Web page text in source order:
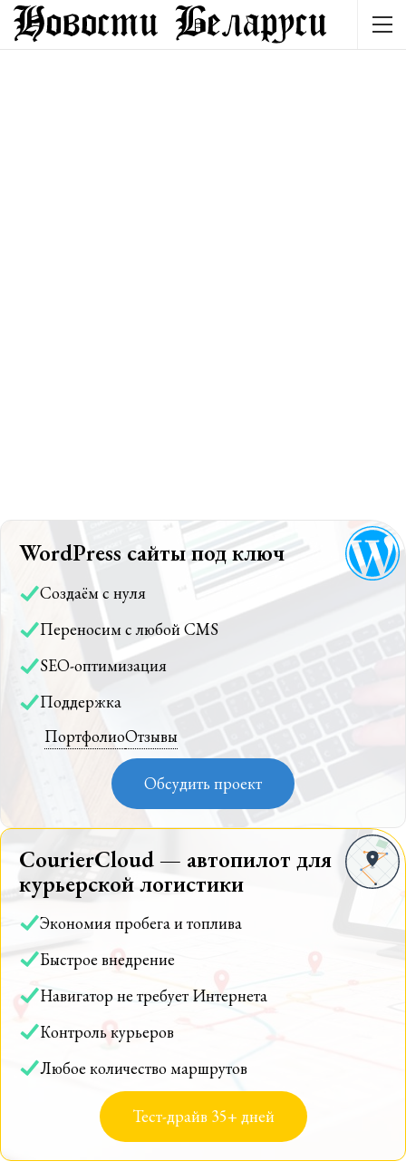
WordPress сайты под ключ
Создаём с нуля
Переносим с любой CMS
SEO-оптимизация
Поддержка
ПортфолиоОтзывы
Обсудить проект
CourierCloud — автопилот для
курьерской логистики
Экономия пробега и топлива
Быстрое внедрение
Навигатор не требует Интернета
Контроль курьеров
Любое количество маршрутов
Тест-драйв 35+ дней